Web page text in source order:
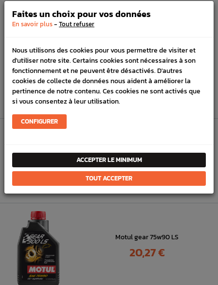
FRÉQUEMMENT
ACHETÉS ENSEMBLE
Motul Gear 300 75W90
Prix
18,37 €
Motul 75W140
Prix
21,60 €
Motul gear 75w90 LS
Prix
20,27 €
Faites un choix pour vos données
En savoir plus- Tout refuser
Nous utilisons des cookies pour vous permettre de visiter et
d'utiliser notre site. Certains cookies sont nécessaires à son
fonctionnement et ne peuvent être désactivés. D'autres
cookies de collecte de données nous aident à améliorer la
pertinence de notre contenu. Ces cookies ne sont activés que
si vous consentez à leur utilisation.
CONFIGURER
ACCEPTER LE MINIMUM
TOUT ACCEPTER